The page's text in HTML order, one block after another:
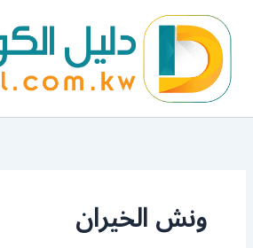
المحتوى
ونش الخيران